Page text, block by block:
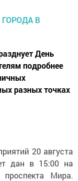
День
подробнее
разных точках
20 августа
дан в 15:00 на
Мира.